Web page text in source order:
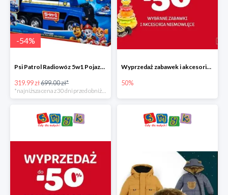
-54%
Psi Patrol Radiowóz 5w1 Pojazd ratunkowy z figurką Chase'a
319.99 zł699.00 zł*
Wyprzedaż zabawek i akcesoriów niemowlęcych w Smyku do -50%
50%